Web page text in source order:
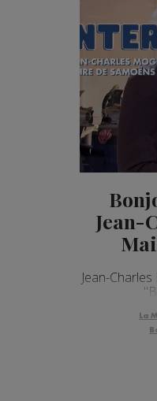
Jean-
Jean-
La